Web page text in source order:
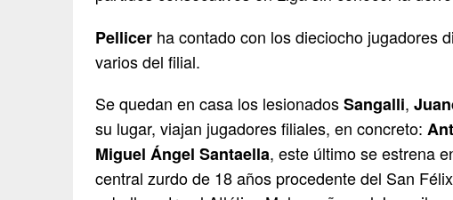
Pellicer ha contado con los dieciocho jugadores
varios del filial.
Se quedan en casa los lesionadosSangalli,
su lugar, viajan jugadores filiales, en concreto:
Miguel Ángel Santaella, este último se estrena
central zurdo de 18 años procedente del San